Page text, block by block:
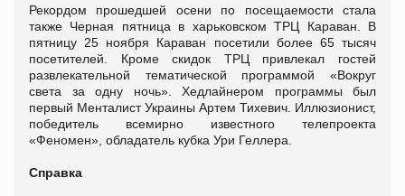
Рекордом прошедшей осени по посещаемости стала
также Черная пятница в харьковском ТРЦ Караван. В
пятницу 25 ноября Караван посетили более 65 тысяч
посетителей. Кроме скидок ТРЦ привлекал гостей
развлекательной тематической программой «Вокруг
света за одну ночь». Хедлайнером программы был
первый Менталист Украины Артем Тихевич. Иллюзионист,
победитель всемирно известного телепроекта
«Феномен», обладатель кубка Ури Геллера.
Справка